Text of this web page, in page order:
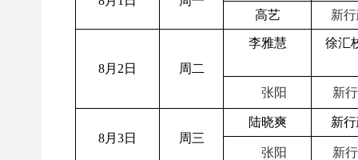
高艺 新
8月2日 周二
李雅慧
徐汇
张阳 新
8月3日 周三
陆晓爽 新
张阳 新